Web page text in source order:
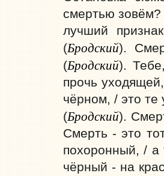
смертью
лучший
(Бродский).
(Бродский).
прочь
чёрном, / это те
(Бродский).
Смерть - это
похоронный, / а
чёрный - на